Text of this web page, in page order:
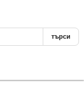
търси